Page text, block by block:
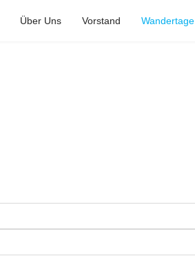
Über Uns Vorstand Wandertage